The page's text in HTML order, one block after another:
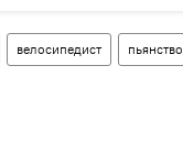
велосипедист пьянство